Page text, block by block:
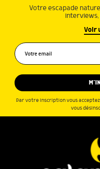
Votre escapade
Voir
Par votre inscription vous
vous